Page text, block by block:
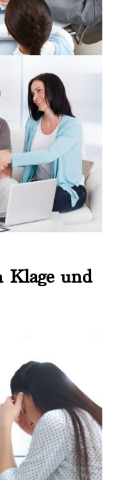
Klage und